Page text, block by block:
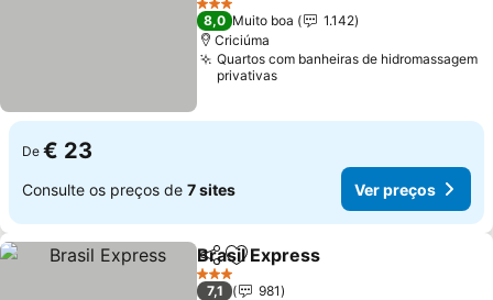
Ver preços
3 Estrelas
8,0 Muito boa
1.142
Criciúma
Quartos com banheiras de hidromassagem
privativas
De € 23
Consulte os preços de 7 sites Ver preços
PartilharAdicionar aos favoritos
Brasil Express
3 Estrelas
7,1
981